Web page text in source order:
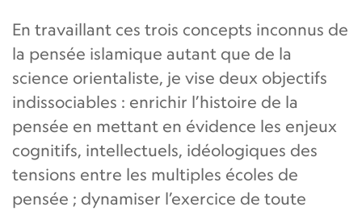
En travaillant ces trois concepts inconnus de
la pensée islamique autant que de la
science orientaliste, je vise deux objectifs
indissociables : enrichir l’histoire de la
pensée en mettant en évidence les enjeux
cognitifs, intellectuels, idéologiques des
tensions entre les multiples écoles de
pensée ; dynamiser l’exercice de toute